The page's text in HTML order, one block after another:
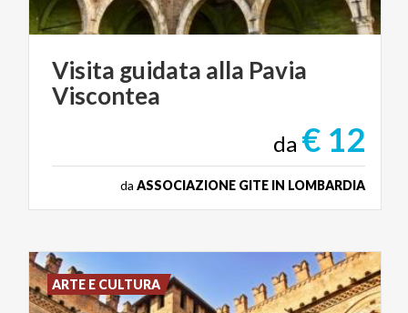
Visita guidata alla Pavia
Viscontea
da € 12
da ASSOCIAZIONE GITE IN LOMBARDIA
ARTE E CULTURA